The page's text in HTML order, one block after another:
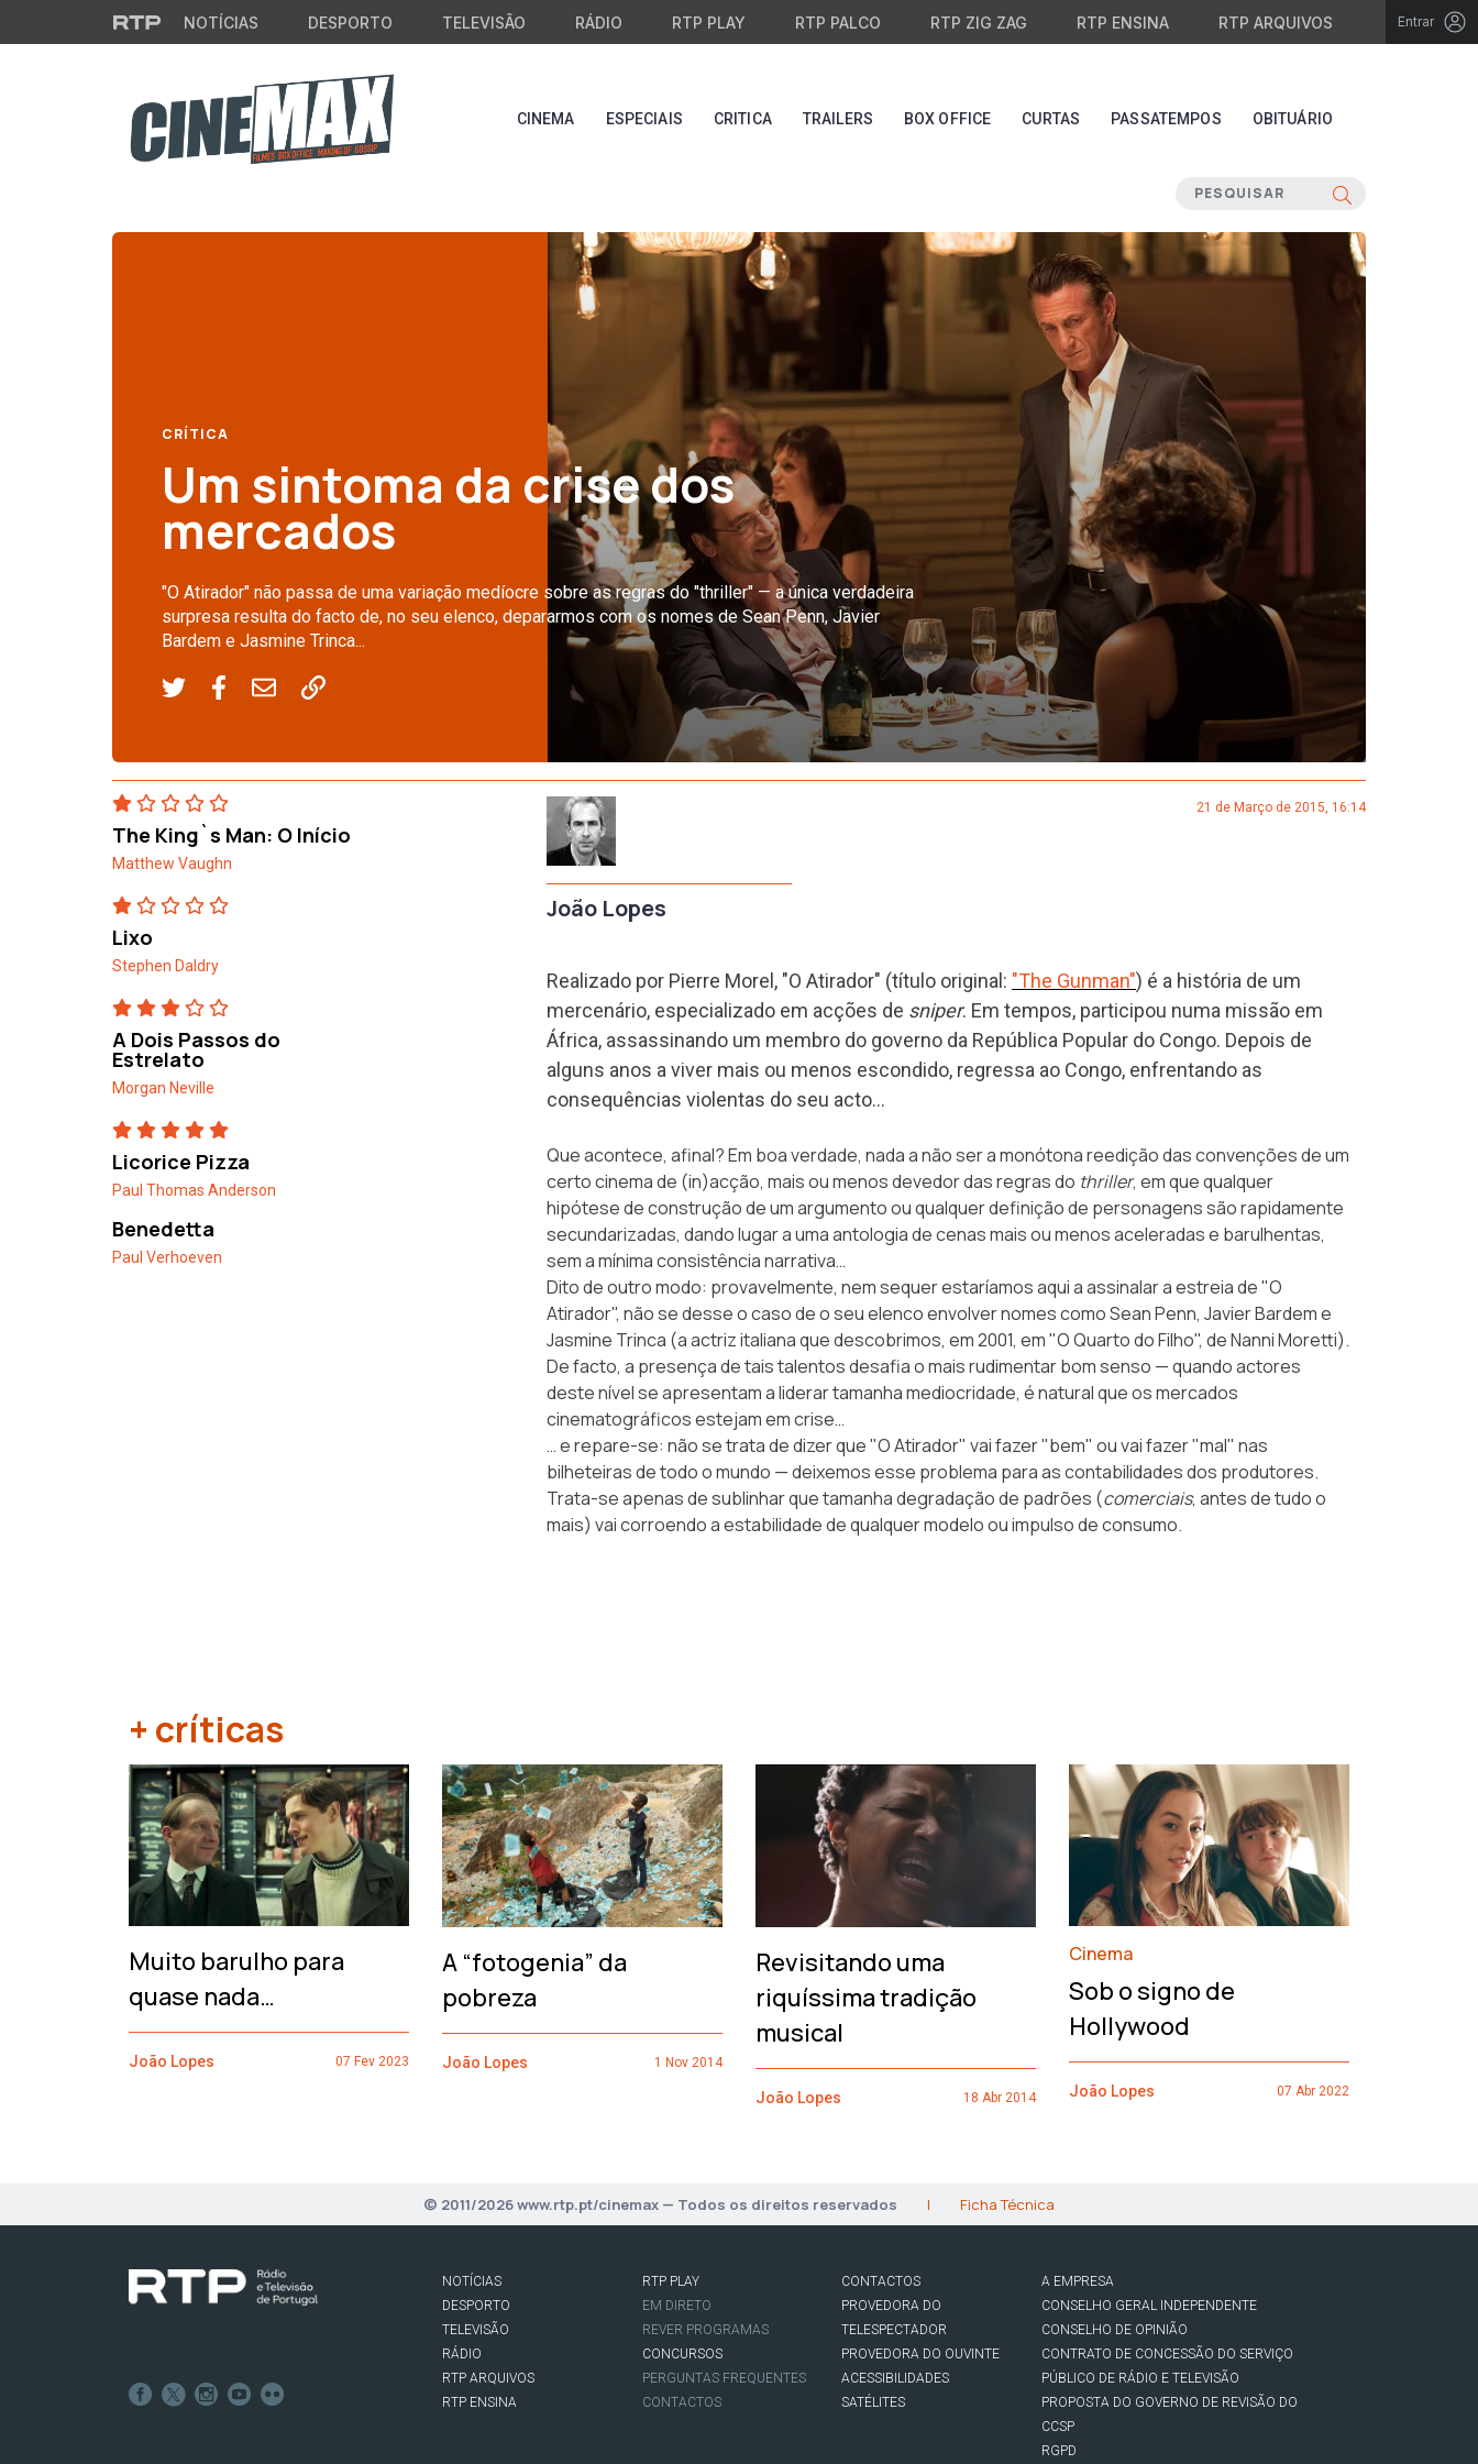
Saltar para o conteúdo principal
NOTÍCIAS DESPORTO TELEVISÃO RÁDIO RTP PLAY RTP PALCO RTP ZIG ZAG RTP ENSINA RTP ARQUIVOS Entrar
CINEMA ESPECIAIS CRITICA TRAILERS BOX OFFICE CURTAS PASSATEMPOS OBITUÁRIO
CRÍTICA
Um sintoma da crise dos
mercados
"O Atirador" não passa de uma variação medíocre sobre as regras do "thriller" — a única verdadeira
surpresa resulta do facto de, no seu elenco, depararmos com os nomes de Sean Penn, Javier
Bardem e Jasmine Trinca...
The King`s Man: O Início
Matthew Vaughn
Lixo
Stephen Daldry
A Dois Passos do
Estrelato
Morgan Neville
Licorice Pizza
Paul Thomas Anderson
Benedetta
Paul Verhoeven
João Lopes
21 de Março de 2015, 16:14
Realizado por Pierre Morel, "O Atirador" (título original: "The Gunman") é a história de um
mercenário, especializado em acções de sniper. Em tempos, participou numa missão em
África, assassinando um membro do governo da República Popular do Congo. Depois de
alguns anos a viver mais ou menos escondido, regressa ao Congo, enfrentando as
consequências violentas do seu acto…
Que acontece, afinal? Em boa verdade, nada a não ser a monótona reedição das convenções de um
certo cinema de (in)acção, mais ou menos devedor das regras do thriller, em que qualquer
hipótese de construção de um argumento ou qualquer definição de personagens são rapidamente
secundarizadas, dando lugar a uma antologia de cenas mais ou menos aceleradas e barulhentas,
sem a mínima consistência narrativa…
Dito de outro modo: provavelmente, nem sequer estaríamos aqui a assinalar a estreia de "O
Atirador", não se desse o caso de o seu elenco envolver nomes como Sean Penn, Javier Bardem e
Jasmine Trinca (a actriz italiana que descobrimos, em 2001, em "O Quarto do Filho", de Nanni Moretti).
De facto, a presença de tais talentos desafia o mais rudimentar bom senso — quando actores
deste nível se apresentam a liderar tamanha mediocridade, é natural que os mercados
cinematográficos estejam em crise…
… e repare-se: não se trata de dizer que "O Atirador" vai fazer "bem" ou vai fazer "mal" nas
bilheteiras de todo o mundo — deixemos esse problema para as contabilidades dos produtores.
Trata-se apenas de sublinhar que tamanha degradação de padrões (comerciais, antes de tudo o
mais) vai corroendo a estabilidade de qualquer modelo ou impulso de consumo.
+ críticas
Muito barulho para
quase nada…
João Lopes 07 Fev 2023
A “fotogenia” da
pobreza
João Lopes 1 Nov 2014
Revisitando uma
riquíssima tradição
musical
João Lopes 18 Abr 2014
Cinema
Sob o signo de
Hollywood
João Lopes 07 Abr 2022
‹
© 2011/2026 www.rtp.pt/cinemax — Todos os direitos reservados | Ficha Técnica
NOTÍCIAS
DESPORTO
TELEVISÃO
RÁDIO
RTP ARQUIVOS
RTP ENSINA
RTP PLAY
EM DIRETO
REVER PROGRAMAS
CONCURSOS
PERGUNTAS FREQUENTES
CONTACTOS
CONTACTOS
PROVEDORA DO
TELESPECTADOR
PROVEDORA DO OUVINTE
ACESSIBILIDADES
SATÉLITES
A EMPRESA
CONSELHO GERAL INDEPENDENTE
CONSELHO DE OPINIÃO
CONTRATO DE CONCESSÃO DO SERVIÇO
PÚBLICO DE RÁDIO E TELEVISÃO
PROPOSTA DO GOVERNO DE REVISÃO DO
CCSP
RGPD